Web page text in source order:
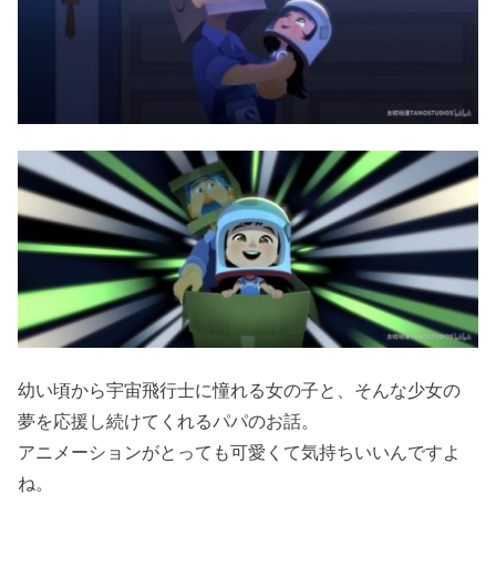
幼い頃から宇宙飛行士に憧れる女の子と、そんな少女の
夢を応援し続けてくれるパパのお話。
アニメーションがとっても可愛くて気持ちいいんですよ
ね。